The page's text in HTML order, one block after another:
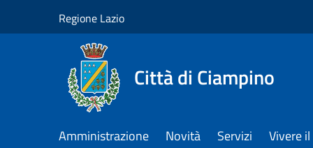
Regione Lazio
Città di Ciampino
Amministrazione Novità Servizi Vivere